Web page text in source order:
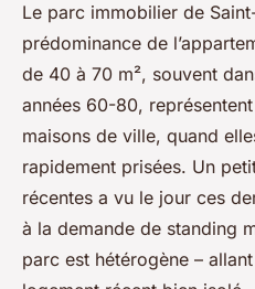
Le parc immobilier de
prédominance de
de 40 à 70 m², souvent
années 60-80,
maisons de ville, quand
rapidement prisées. Un
récentes a vu le jour ces
à la demande de standing
parc est hétérogène –